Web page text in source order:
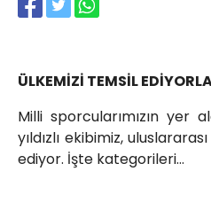
ÜLKEMİZİ TEMSİL
Milli sporcularımızın yer
yıldızlı ekibimiz,
ediyor. İşte kategorileri…